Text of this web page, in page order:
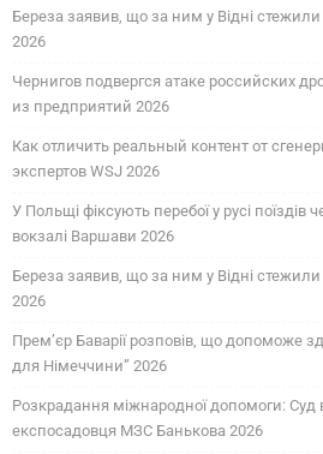
Береза заявив, що за ним у Відні стежили
2026
Чернигов подвергся атаке российских
из предприятий 2026
Как отличить реальный контент от
экспертов WSJ 2026
У Польщі фіксують перебої у русі поїздів
вокзалі Варшави 2026
Береза заявив, що за ним у Відні стежили
2026
Прем’єр Баварії розповів, що допоможе
для Німеччини” 2026
Розкрадання міжнародної допомоги: Суд
експосадовця МЗС Банькова 2026